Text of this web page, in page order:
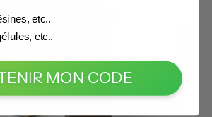
etc..
etc..
MON CODE